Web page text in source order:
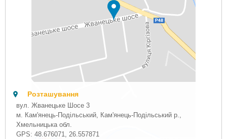
Розташування
вул. Жванецьке Шосе 3
м. Кам'янець-Подільський, Кам'янець-Подільський р.,
Хмельницька обл.
GPS:48.676071,26.557871